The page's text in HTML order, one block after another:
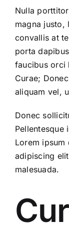
Nulla
magna justo,
convallis at
porta
faucibus orci
Curae;
aliquam vel,
Donec
Pellentesque
Lorem
adipiscing
malesuada.